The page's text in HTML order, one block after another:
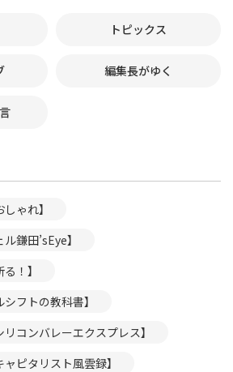
トピックス
編集長がゆく
ゃれ】
鎌田’sEye】
！】
フトの教科書】
コンバレーエクスプレス】
ピタリスト風雲録】